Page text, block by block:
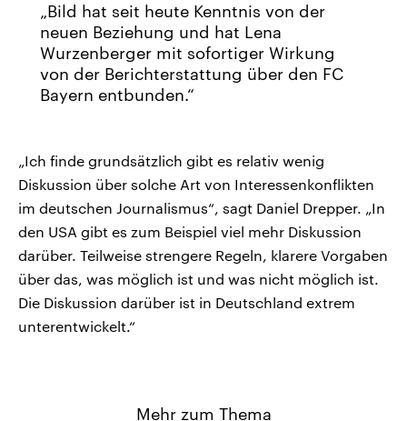
Bild hat seit heute Kenntnis von der
neuen Beziehung und hat Lena
Wurzenberger mit sofortiger Wirkung
von der Berichterstattung über den FC
Bayern entbunden.
„Ich finde grundsätzlich gibt es relativ wenig
Diskussion über solche Art von Interessenkonflikten
im deutschen Journalismus“, sagt Daniel Drepper. „In
den USA gibt es zum Beispiel viel mehr Diskussion
darüber. Teilweise strengere Regeln, klarere Vorgaben
über das, was möglich ist und was nicht möglich ist.
Die Diskussion darüber ist in Deutschland extrem
unterentwickelt.“
Mehr zum Thema